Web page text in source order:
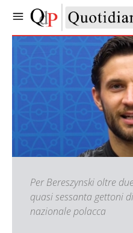
Per Bereszynski oltre
quasi sessanta gettoni
nazionale polacca